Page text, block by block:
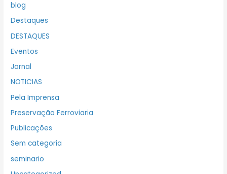
blog
Destaques
DESTAQUES
Eventos
Jornal
NOTICIAS
Pela Imprensa
Preservação Ferroviaria
Publicações
Sem categoria
seminario